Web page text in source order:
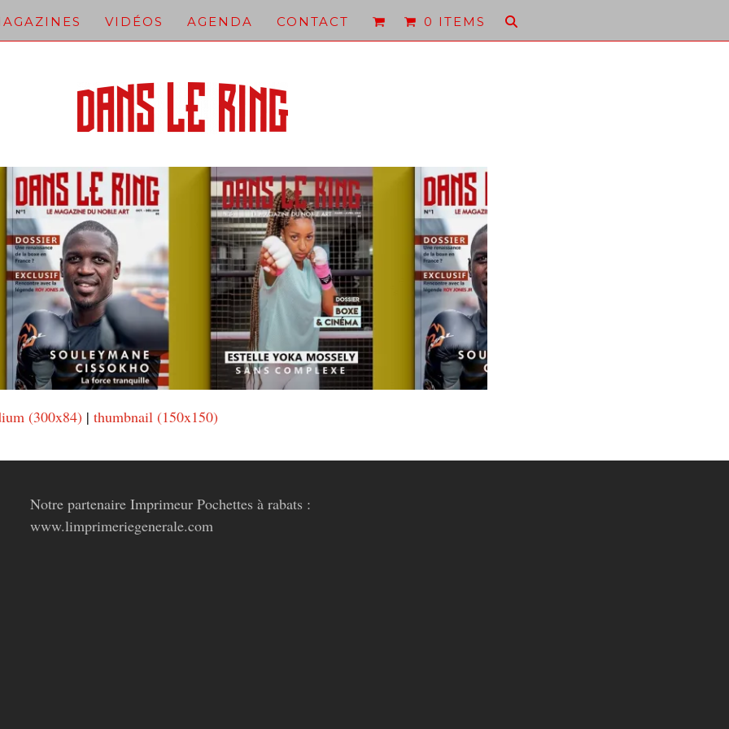
VIDÉOS AGENDA CONTACT 0 ITEMS
(300x84) |thumbnail (150x150)
Notre partenaire Imprimeur Pochettes à rabats :
www.limprimeriegenerale.com